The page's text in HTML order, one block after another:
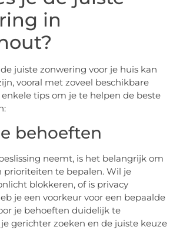
in
juiste zonwering voor je huis kan
vooral met zoveel beschikbare
tips om je te helpen de beste
behoeften
neemt, is het belangrijk om
prioriteiten te bepalen. Wil je
blokkeren, of is privacy
je een voorkeur voor een bepaalde
je behoeften duidelijk te
gerichter zoeken en de juiste keuze